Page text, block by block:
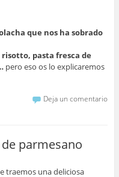
que nos ha sobrado
risotto, pasta fresca de
pero eso os lo explicaremos
Deja un comentario
parmesano
traemos una deliciosa